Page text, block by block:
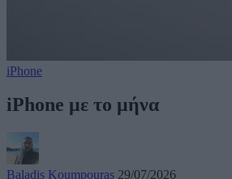
iPhone
iPhone με το μήνα
Baladis Koumpouras 29/07/2026